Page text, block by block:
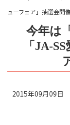
ューフェア」抽選会開
今年は
「JA-
2015年09月09日